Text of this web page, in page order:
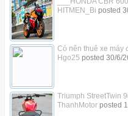
HITMEN_Bi posted
Có nên thuê xe máy
Hgo25 posted 30/6/
Triumph StreetTwin
ThanhMotorposted